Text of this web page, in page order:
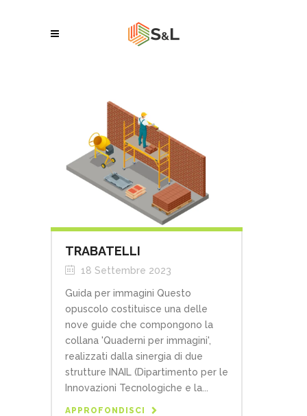
TRABATELLI
18 Settembre 2023
Guida per immagini Questo
opuscolo costituisce una delle
nove guide che compongono la
collana 'Quaderni per immagini',
realizzati dalla sinergia di due
strutture INAIL (Dipartimento per le
Innovazioni Tecnologiche e la...
APPROFONDISCI